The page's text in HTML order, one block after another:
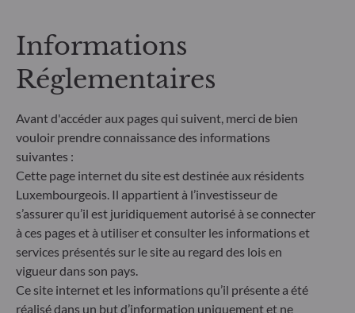
ODDO BHF Asset Management SAS*
12 boulevard de la Madeleine
75440 Paris Cedex 09
Informations
Réglementaires
Avant d'accéder aux pages qui suivent, merci de bien
vouloir prendre connaissance des informations
suivantes :
Cette page internet du site est destinée aux résidents
Luxembourgeois. Il appartient à l’investisseur de
s’assurer qu’il est juridiquement autorisé à se connecter
à ces pages et à utiliser et consulter les informations et
services présentés sur le site au regard des lois en
vigueur dans son pays.
Ce site internet et les informations qu’il présente a été
réalisé dans un but d’information uniquement et ne